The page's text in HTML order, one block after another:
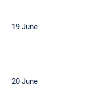
19 June
20 June